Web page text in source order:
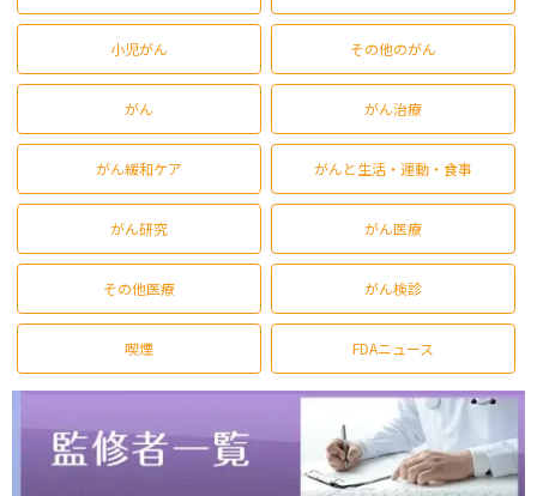
小児がん その他のがん
がん がん治療
がん緩和ケア がんと生活・運動・食事
がん研究 がん医療
その他医療 がん検診
喫煙 FDAニュース